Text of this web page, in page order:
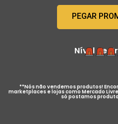
PEGAR
Nível de
**Nós não vendemos produtos!
marketplaces e lojas como Mercado
só postamos